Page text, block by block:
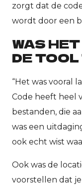
zorgt dat de
wordt door een
WAS
DE
“Het was vooral
Code heeft heel
bestanden, die
was een
ook echt wist
Ook was de
voorstellen dat